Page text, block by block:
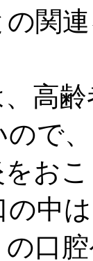
関
高
で
お
中
口